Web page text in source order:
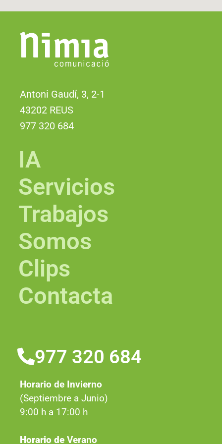
Antoni Gaudí, 3, 2-1
43202 REUS
977 320 684
IA
Servicios
Trabajos
Somos
Clips
Contacta
977 320 684
Horario de Invierno
(Septiembre a Junio)
9:00 h a 17:00 h
Horario de Verano